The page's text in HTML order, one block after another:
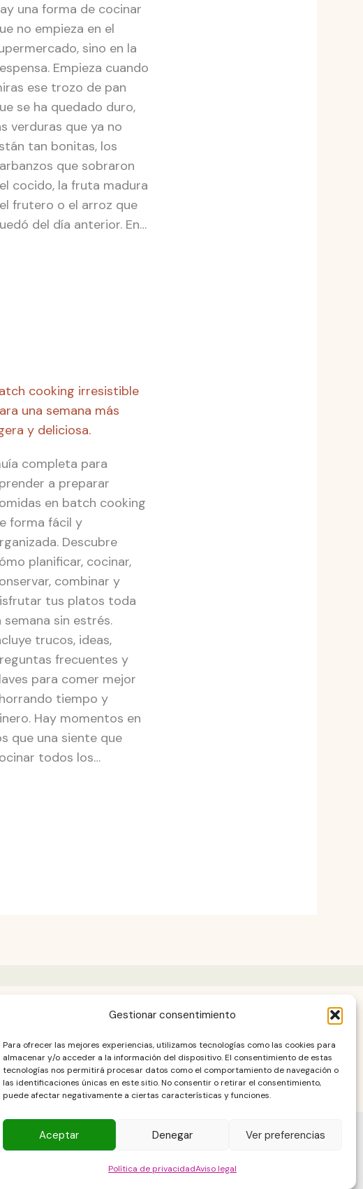
Gestionar consentimiento
Para ofrecer las mejores experiencias, utilizamos tecnologías como las cookies para
almacenar y/o acceder a la información del dispositivo. El consentimiento de estas
tecnologías nos permitirá procesar datos como el comportamiento de navegación o
las identificaciones únicas en este sitio. No consentir o retirar el consentimiento,
puede afectar negativamente a ciertas características y funciones.
Aceptar Denegar Ver preferencias
Política de privacidadAviso legal
una forma de cocinar
no empieza en el
sino en la
Empieza cuando
ese trozo de pan
se ha quedado duro,
verduras que ya no
tan bonitas, los
que sobraron
cocido, la fruta madura
frutero o el arroz que
del día anterior. En…
cooking irresistible
una semana más
y deliciosa.
completa para
a preparar
en batch cooking
forma fácil y
Descubre
planificar, cocinar,
combinar y
tus platos toda
semana sin estrés.
trucos, ideas,
frecuentes y
para comer mejor
tiempo y
Hay momentos en
que una siente que
todos los…
Caseras de Isa